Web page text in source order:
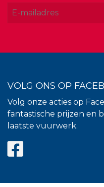
VOLG ONS OP
Volg onze acties op
fantastische prijzen en
laatste vuurwerk.